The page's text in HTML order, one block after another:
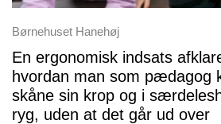
Børnehuset Hanehøj
En ergonomisk indsats
hvordan man som pædagog
skåne sin krop og i
ryg, uden at det går ud over